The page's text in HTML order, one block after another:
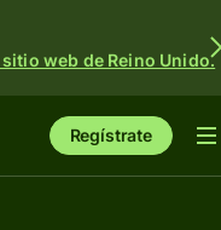
web de Reino Unido.
Regístrate